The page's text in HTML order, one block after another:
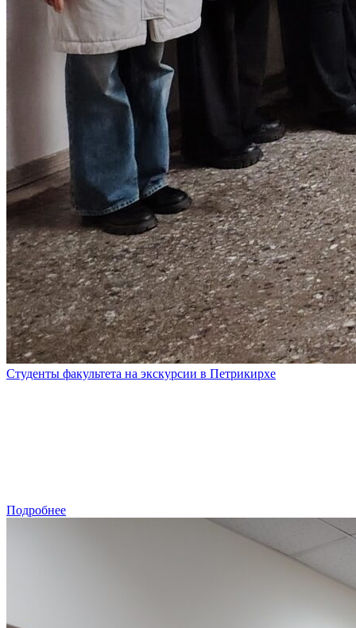
Студенты факультета на экскурсии в Петрикирхе
Подробнее